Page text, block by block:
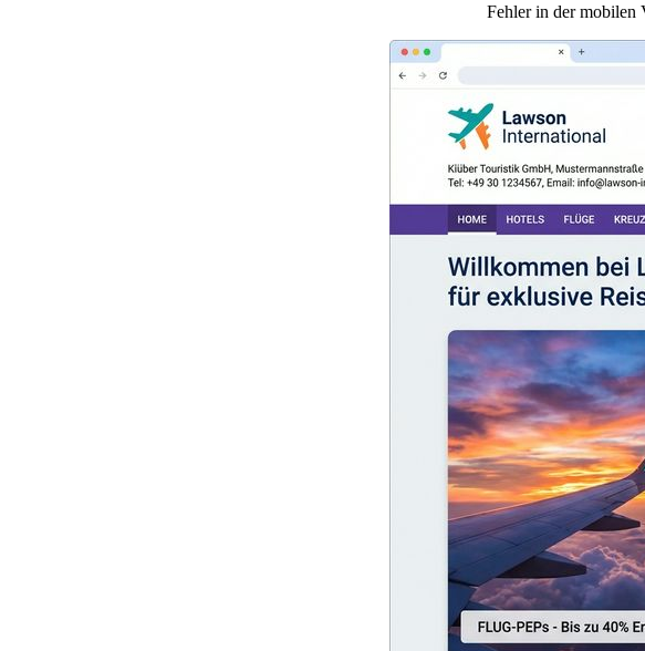
Fehler in der mobilen